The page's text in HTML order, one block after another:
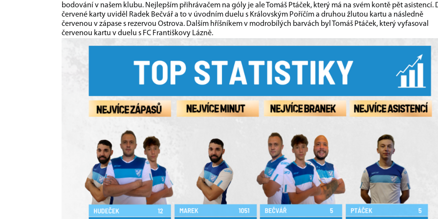
bodování v našem klubu. Nejlepším přihrávačem na góly je ale Tomáš Ptáček, který má na svém kontě pět asistencí.
červené karty uviděl Radek Bečvář a to v úvodním duelu s Královským Poříčím a druhou žlutou kartu a následně
červenou v zápase s rezervou Ostrova. Dalším hříšníkem v modrobílých barvách byl Tomáš Ptáček, který vyfasoval
červenou kartu v duelu s FC Františkovy Lázně.